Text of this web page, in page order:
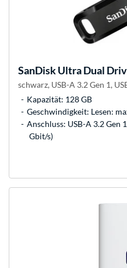
SanDiskUltra Dual
schwarz, USB-A 3.2 Gen 1,
Kapazität: 128 GB
Geschwindigkeit: Lesen:
Anschluss: USB-A 3.2 Gen
Gbit/s)